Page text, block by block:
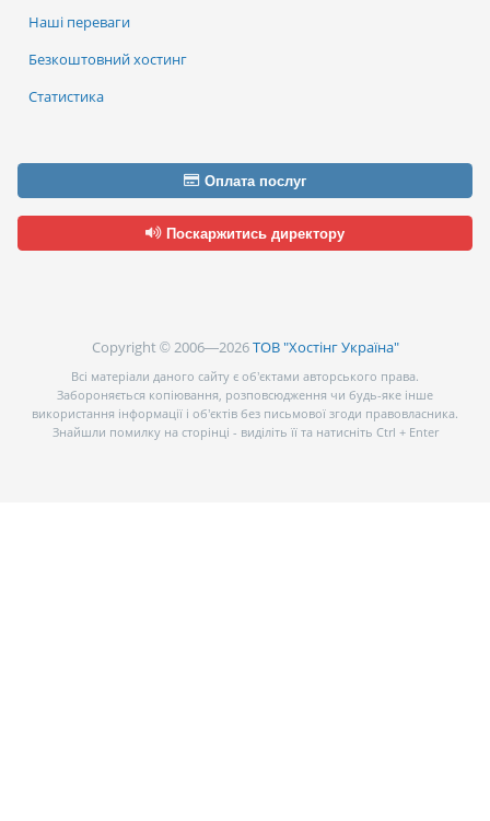
Наші переваги
Безкоштовний хостинг
Статистика
Оплата послуг
Поскаржитись директору
Copyright © 2006—2026ТОВ "Хостінг Україна"
Всі матеріали даного сайту є об’єктами авторського права.
Забороняється копіювання, розповсюдження чи будь-яке інше
використання інформації і об’єктів без письмової згоди правовласника.
Знайшли помилку на сторінці - виділіть її та натисніть Ctrl + Enter